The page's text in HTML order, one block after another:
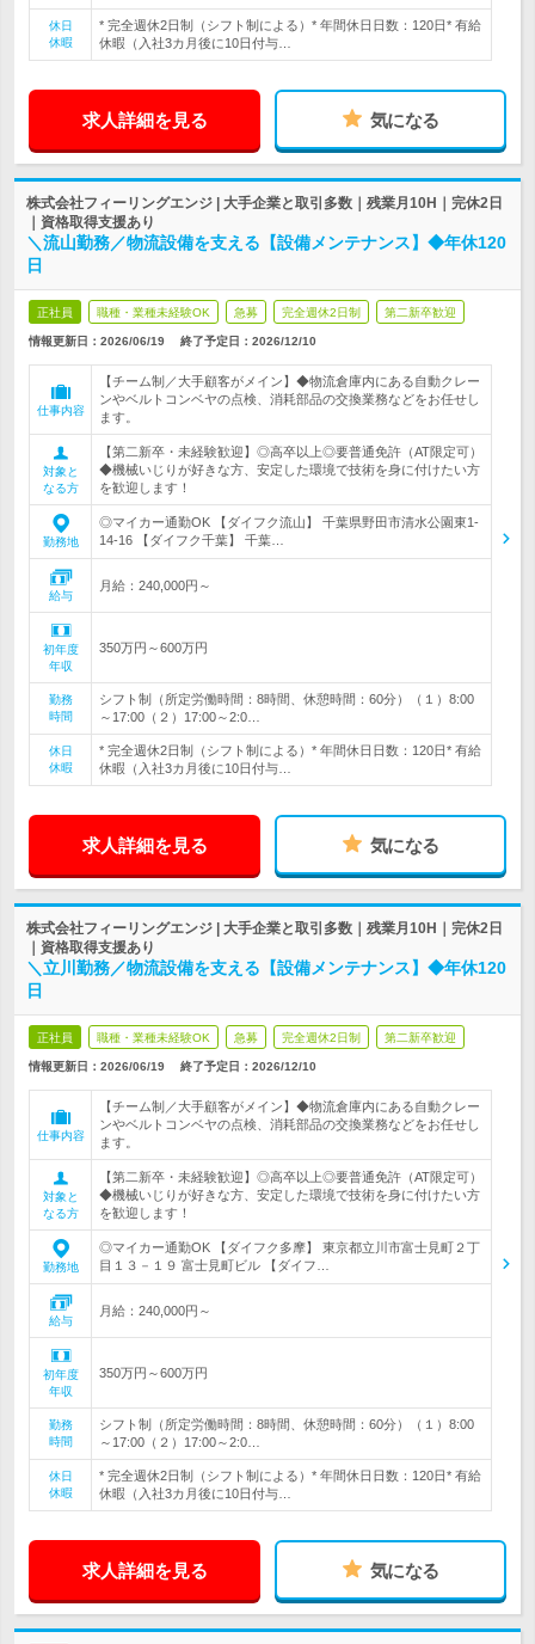
休日
休暇
* 完全週休2日制（シフト制による）* 年間休日日数：120日* 有給
休暇（入社3カ月後に10日付与…
求人詳細を見る 気になる
株式会社フィーリングエンジ | 大手企業と取引多数｜残業月10H｜完休2日
｜資格取得支援あり
＼流山勤務／物流設備を支える【設備メンテナンス】◆年休120
日
正社員 職種・業種未経験OK 急募 完全週休2日制 第二新卒歓迎
情報更新日：2026/06/19 終了予定日： 2026/12/10
仕事内容
【チーム制／大手顧客がメイン】◆物流倉庫内にある自動クレー
ンやベルトコンベヤの点検、消耗部品の交換業務などをお任せし
ます。
対象と
なる方
【第二新卒・未経験歓迎】◎高卒以上◎要普通免許（AT限定可）
◆機械いじりが好きな方、安定した環境で技術を身に付けたい方
を歓迎します！
勤務地
◎マイカー通勤OK 【ダイフク流山】 千葉県野田市清水公園東1-
14-16 【ダイフク千葉】 千葉…
給与
月給：240,000円～
初年度
年収
350万円～600万円
勤務
時間
シフト制（所定労働時間：8時間、休憩時間：60分）（１）8:00
～17:00（２）17:00～2:0…
休日
休暇
* 完全週休2日制（シフト制による）* 年間休日日数：120日* 有給
休暇（入社3カ月後に10日付与…
求人詳細を見る 気になる
株式会社フィーリングエンジ | 大手企業と取引多数｜残業月10H｜完休2日
｜資格取得支援あり
＼立川勤務／物流設備を支える【設備メンテナンス】◆年休120
日
正社員 職種・業種未経験OK 急募 完全週休2日制 第二新卒歓迎
情報更新日：2026/06/19 終了予定日： 2026/12/10
仕事内容
【チーム制／大手顧客がメイン】◆物流倉庫内にある自動クレー
ンやベルトコンベヤの点検、消耗部品の交換業務などをお任せし
ます。
対象と
なる方
【第二新卒・未経験歓迎】◎高卒以上◎要普通免許（AT限定可）
◆機械いじりが好きな方、安定した環境で技術を身に付けたい方
を歓迎します！
勤務地
◎マイカー通勤OK 【ダイフク多摩】 東京都立川市富士見町２丁
目１３－１９ 富士見町ビル 【ダイフ…
給与
月給：240,000円～
初年度
年収
350万円～600万円
勤務
時間
シフト制（所定労働時間：8時間、休憩時間：60分）（１）8:00
～17:00（２）17:00～2:0…
休日
休暇
* 完全週休2日制（シフト制による）* 年間休日日数：120日* 有給
休暇（入社3カ月後に10日付与…
求人詳細を見る 気になる